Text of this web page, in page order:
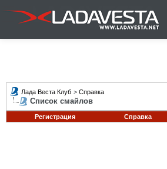
Лада Веста Клуб > Справка
Список смайлов
Регистрация Справка